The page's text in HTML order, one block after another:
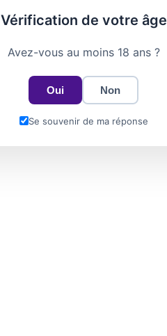
Vérification de votre âge
Avez-vous au moins 18 ans ?
Oui Non
Se souvenir de ma réponse